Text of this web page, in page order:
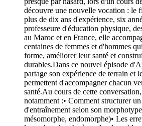
découvre une nouvelle vocation : le
plus de dix ans d'expérience, six
professeure d'éducation physique,
au Maroc et en France, elle
centaines de femmes et d'hommes
forme, améliorer leur santé et
durables.Dans ce nouvel épisode
partage son expérience de terrain et
permettent d'accompagner chacun
santé.Au cours de cette
notamment :• Comment structurer
d'entraînement selon son
mésomorphe, endomorphe)• Les